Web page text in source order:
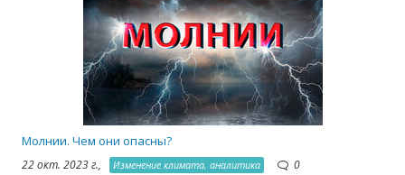
Молнии. Чем они опасны?
22 окт. 2023 г., Изменение климата, аналитика 0